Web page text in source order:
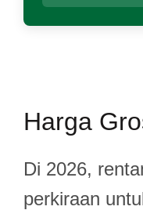
Harga
Di 2026,
perkiraan